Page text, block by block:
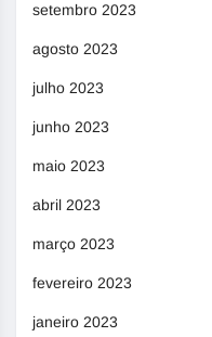
setembro 2023
agosto 2023
julho 2023
junho 2023
maio 2023
abril 2023
março 2023
fevereiro 2023
janeiro 2023